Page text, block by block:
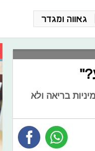
גאווה ומגדר
בריאה ולא